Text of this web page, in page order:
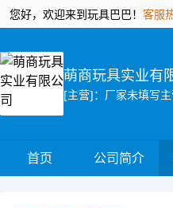
您好，欢迎来到玩具巴巴！ 客服
萌商玩具实业有
[主营]：厂家未填写
首页 公司简介